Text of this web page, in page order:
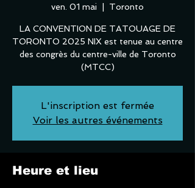
ven. 01 mai Toronto
LA CONVENTION DE TATOUAGE DE
TORONTO 2025 NIX est tenue au centre
des congrès du centre-ville de Toronto
(MTCC)
L'inscription est fermée
Voir les autres événements
Heure et lieu